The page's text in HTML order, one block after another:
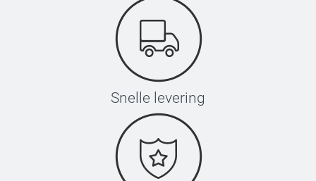
Snelle levering